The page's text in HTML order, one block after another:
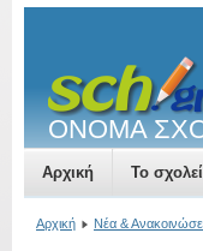
ΟΝΟΜΑ
Αρχική Το
Αρχική Νέα &